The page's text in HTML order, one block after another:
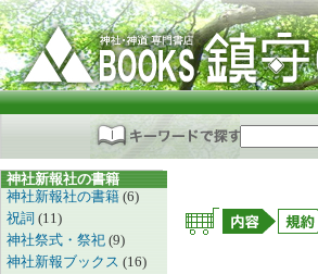
神社新報社の書籍
神社新報社の書籍 (6)
祝詞 (11)
神社祭式・祭祀 (9)
神社新報ブックス (16)